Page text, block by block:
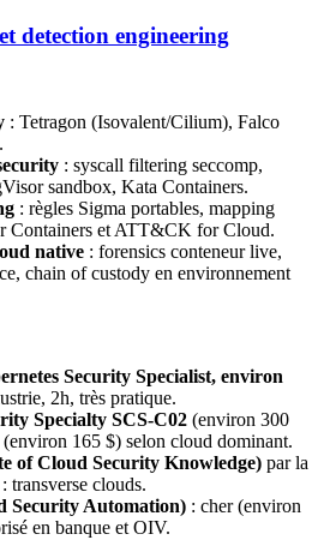
detection engineering
: Tetragon (Isovalent/Cilium), Falco
: syscall filtering seccomp,
sandbox, Kata Containers.
: règles Sigma portables, mapping
et ATT&CK for Cloud.
native : forensics conteneur live,
chain of custody en environnement
Security Specialist, environ
2h, très pratique.
Specialty SCS-C02 (environ 300
(environ 165 $) selon cloud dominant.
of Cloud Security Knowledge) par la
transverse clouds.
Security Automation) : cher (environ
en banque et OIV.